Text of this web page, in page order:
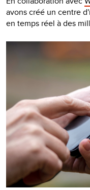
avons créé un centre
en temps réel à des